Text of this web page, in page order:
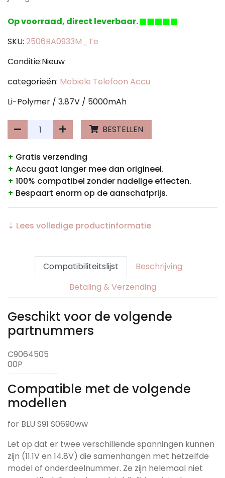
Op voorraad, direct leverbaar.
SKU: 2506BA0933M_Te
Conditie:Nieuw
categorieën: Mobiele Telefoon Accu
Li-Polymer / 3.87V / 5000mAh
BESTELLEN
+ Gratis verzending
+ Accu gaat langer mee dan origineel.
+ 100% compatibel zonder nadelige effecten.
+ Bespaart enorm op de aanschafprijs.
⇣ Lees volledige productinformatie
Compatibiliteitslijst
Beschrijving
Betaling & Verzending
Geschikt voor de volgende
partnummers
C9064505
00P
Compatible met de volgende
modellen
for BLU S91 S0690ww
Let op dat er twee verschillende spanningen kunnen
zijn (11.1V en 14.8V) die samenhangen met hetzelfde
model of onderdeelnummer. Ze zijn helemaal niet